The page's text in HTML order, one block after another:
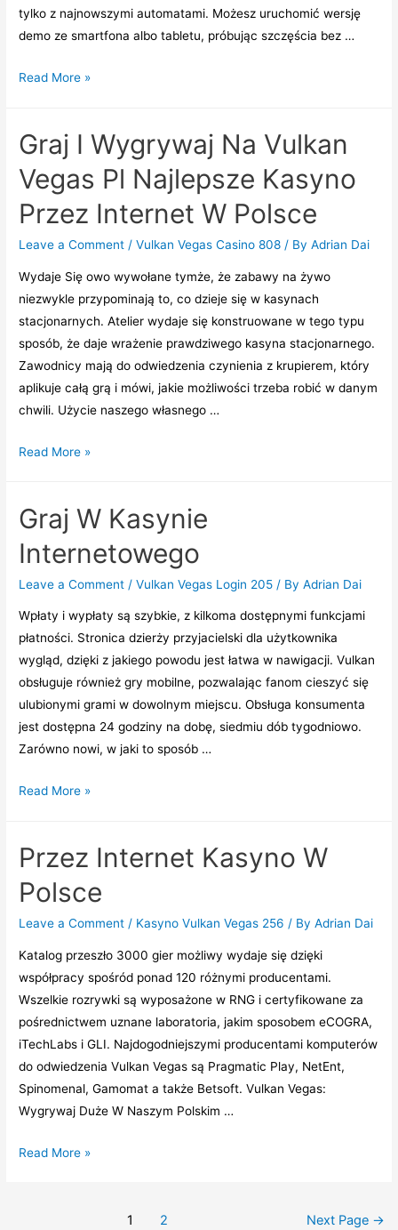
tylko z najnowszymi automatami. Możesz uruchomić wersję
demo ze smartfona albo tabletu, próbując szczęścia bez …
Dołącz
Zdobądź
1500
$
150
Fs
W
Bonusach
Read More »
Graj I Wygrywaj Na Vulkan
Vegas Pl Najlepsze Kasyno
Przez Internet W Polsce
Leave a Comment /Vulkan Vegas Casino 808 / ByAdrian Dai
Wydaje Się owo wywołane tymże, że zabawy na żywo
niezwykle przypominają to, co dzieje się w kasynach
stacjonarnych. Atelier wydaje się konstruowane w tego typu
sposób, że daje wrażenie prawdziwego kasyna stacjonarnego.
Zawodnicy mają do odwiedzenia czynienia z krupierem, który
aplikuje całą grą i mówi, jakie możliwości trzeba robić w danym
chwili. Użycie naszego własnego …
Graj
Na
Vegas
Pl
Read More »
Graj W Kasynie
Internetowego
Leave a Comment /Vulkan Vegas Login 205 / ByAdrian Dai
Wpłaty i wypłaty są szybkie, z kilkoma dostępnymi funkcjami
płatności. Stronica dzierży przyjacielski dla użytkownika
wygląd, dzięki z jakiego powodu jest łatwa w nawigacji. Vulkan
obsługuje również gry mobilne, pozwalając fanom cieszyć się
ulubionymi grami w dowolnym miejscu. Obsługa konsumenta
jest dostępna 24 godziny na dobę, siedmiu dób tygodniowo.
Zarówno nowi, w jaki to sposób …
Graj
Internetowego
Read More »
Przez Internet Kasyno W
Polsce
Leave a Comment / Kasyno Vulkan Vegas 256 / ByAdrian Dai
Katalog przeszło 3000 gier możliwy wydaje się dzięki
współpracy spośród ponad 120 różnymi producentami.
Wszelkie rozrywki są wyposażone w RNG i certyfikowane za
pośrednictwem uznane laboratoria, jakim sposobem eCOGRA,
iTechLabs i GLI. Najdogodniejszymi producentami komputerów
do odwiedzenia Vulkan Vegas są Pragmatic Play, NetEnt,
Spinomenal, Gamomat a także Betsoft. Vulkan Vegas:
Wygrywaj Duże W Naszym Polskim …
Przez
Read More »
1 2 Next Page →